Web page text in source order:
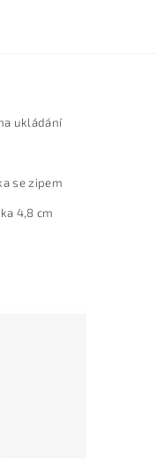
ukládání
se zipem
4,8 cm